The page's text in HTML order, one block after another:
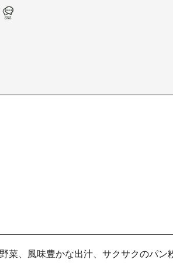
菜、風味豊かな出汁、サクサクのパン